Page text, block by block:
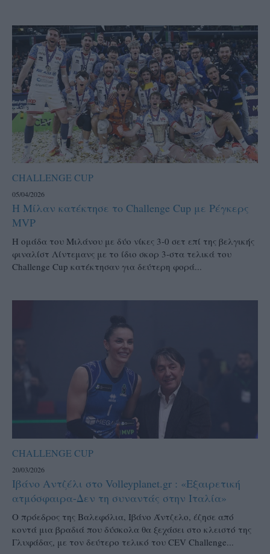
CHALLENGE CUP
05/04/2026
Η Μίλαν κατέκτησε το Challenge Cup με Ρέγκερς
MVP
Η ομάδα του Μιλάνου με δύο νίκες 3-0 σετ επί της βελγικής
φιναλίστ Λίντεμανς με το ίδιο σκορ 3-στα τελικά του
Challenge Cup κατέκτησαν για δεύτερη φορά...
CHALLENGE CUP
20/03/2026
Ιβάνο Αντζέλι στο Volleyplanet.gr : «Εξαιρετική
ατμόσφαιρα-Δεν τη συναντάς στην Ιταλία»
Ο πρόεδρος της Βαλεφόλια, Ιβάνο Άντζελο, έζησε από
κοντά μια βραδιά που δύσκολα θα ξεχάσει στο κλειστό της
Γλυφάδας, με τον δεύτερο τελικό του CEV Challenge...